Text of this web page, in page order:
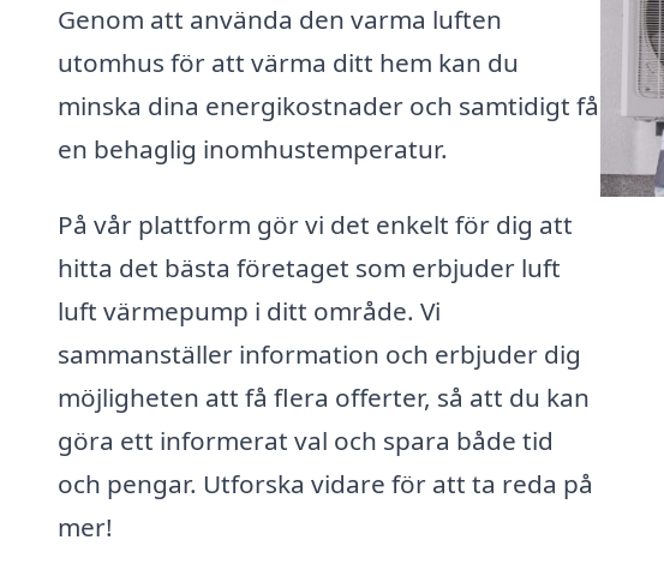
Genom att använda den varma luften
utomhus för att värma ditt hem kan du
minska dina energikostnader och samtidigt få
en behaglig inomhustemperatur.
På vår plattform gör vi det enkelt för dig att
hitta det bästa företaget som erbjuder luft
luft värmepump i ditt område. Vi
sammanställer information och erbjuder dig
möjligheten att få flera offerter, så att du kan
göra ett informerat val och spara både tid
och pengar. Utforska vidare för att ta reda på
mer!